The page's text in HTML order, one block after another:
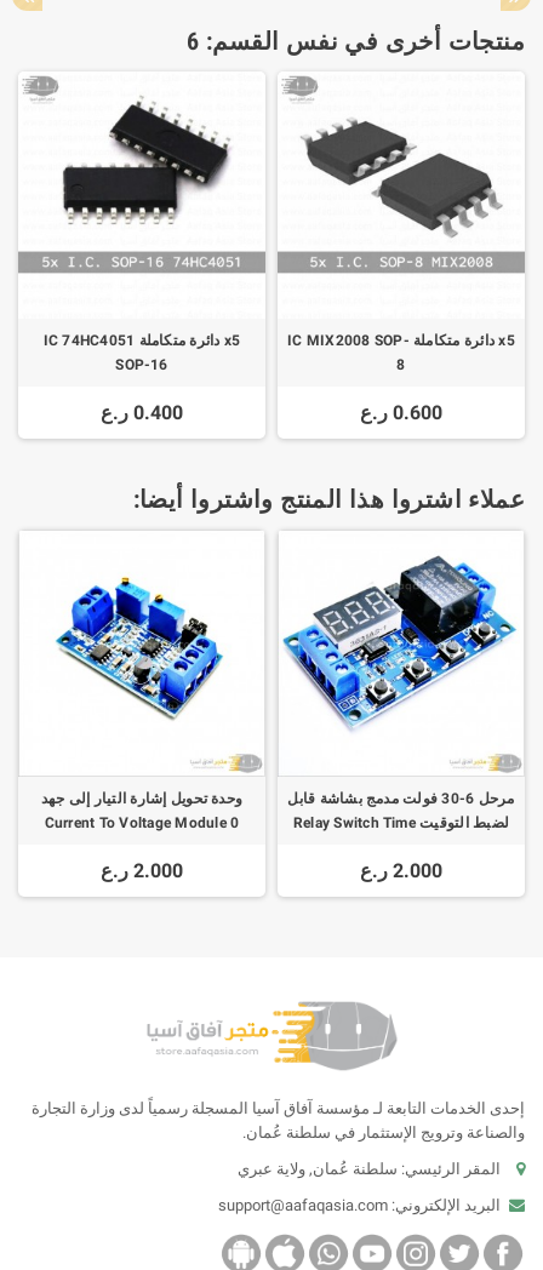
منتجات أخرى في نفس القسم: 6
x5 دائرة متكاملة IC MIX2008 SOP-
8
0.600 ر.ع
x5 دائرة متكاملة IC 74HC4051
SOP-16
0.400 ر.ع
عملاء اشتروا هذا المنتج واشتروا أيضا:
مرحل 6-30 فولت مدمج بشاشة قابل
لضبط التوقيت Relay Switch Time
2.000 ر.ع
وحدة تحويل إشارة التيار إلى جهد
Current To Voltage Module 0
-5V/0 -10V
2.000 ر.ع
إحدى الخدمات التابعة لـ مؤسسة آفاق آسيا المسجلة رسمياً لدى وزارة التجارة
والصناعة وترويج الإستثمار في سلطنة عُمان.
المقر الرئيسي: سلطنة عُمان, ولاية عبري
البريد الإلكتروني: support@aafaqasia.com